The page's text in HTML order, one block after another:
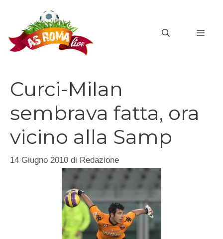
contenuto
Curci-Milan
sembrava fatta, ora
vicino alla Samp
14 Giugno 2010 di Redazione